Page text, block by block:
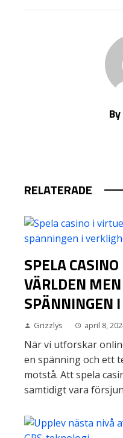
RELATERADE
SPELA
VÄRLDEN
SPÄNNINGEN
Grizzlys april 8,
När vi utforskar
en spänning och ett
motstå. Att spela
samtidigt vara